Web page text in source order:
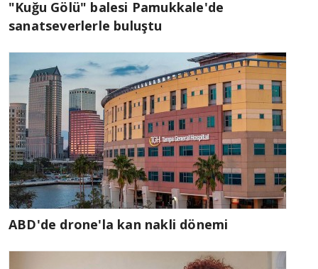
"Kuğu Gölü" balesi Pamukkale'de
sanatseverlerle buluştu
ABD'de drone'la kan nakli dönemi